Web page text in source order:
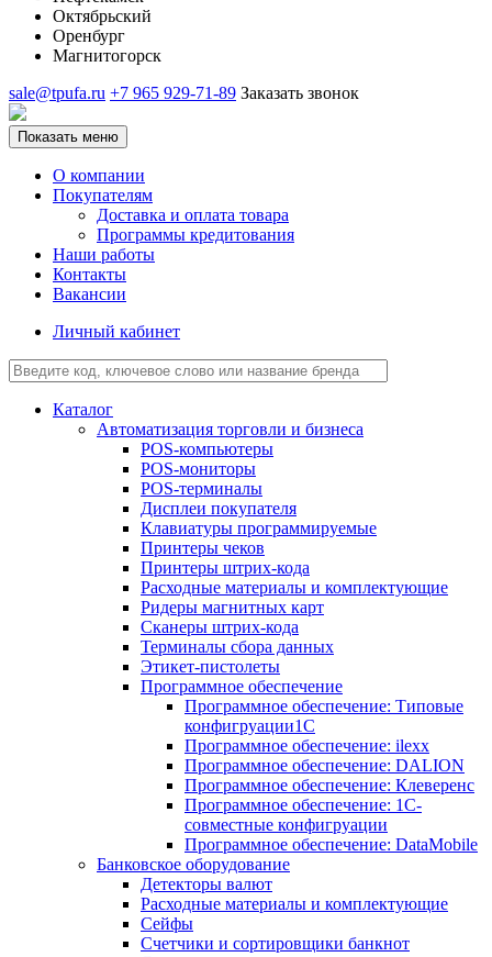
Октябрьский
Оренбург
Магнитогорск
sale@tpufa.ru +7 965 929-71-89 Заказать звонок
Показать меню
О компании
Покупателям
Доставка и оплата товара
Программы кредитования
Наши работы
Контакты
Вакансии
Личный кабинет
Каталог
Автоматизация торговли и бизнеса
POS-компьютеры
POS-мониторы
POS-терминалы
Дисплеи покупателя
Клавиатуры программируемые
Принтеры чеков
Принтеры штрих-кода
Расходные материалы и комплектующие
Ридеры магнитных карт
Сканеры штрих-кода
Терминалы сбора данных
Этикет-пистолеты
Программное обеспечение
Программное обеспечение: Типовые
конфигруации1С
Программное обеспечение: ilexx
Программное обеспечение: DALION
Программное обеспечение: Клеверенс
Программное обеспечение: 1С-
совместные конфигруации
Программное обеспечение: DataMobile
Банковское оборудование
Детекторы валют
Расходные материалы и комплектующие
Сейфы
Счетчики и сортировщики банкнот